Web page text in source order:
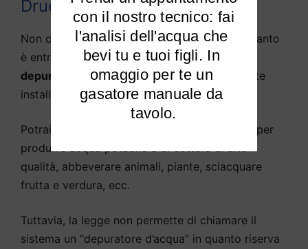
Druento?
Non c’è praticamente alcuna differenza, in quanto
è entrata nella lingua parlata la definizione di
depuratore d’acquacome sistema solitamente
installato sotto il lavello della cucina.
Potrai
per
produrre acqua potabile e di cottura di alta
qualità, abbeverare animali, piante, sciacquare
frutta e verdura, ecc.
Tuttavia, la legge non permette di chiamare il
sistema un “depuratore d’acqua” in quanto riserva
l'analisi dell'acqua che
bevi tu e tuoi figli. In
omaggio per te un
gasatore manuale da
tavolo.